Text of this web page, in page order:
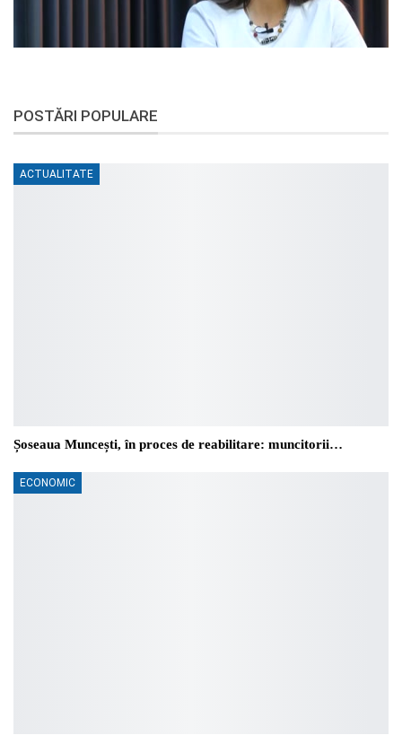
POSTĂRI POPULARE
ACTUALITATE
Șoseaua Muncești, în proces de reabilitare: muncitorii…
ECONOMIC